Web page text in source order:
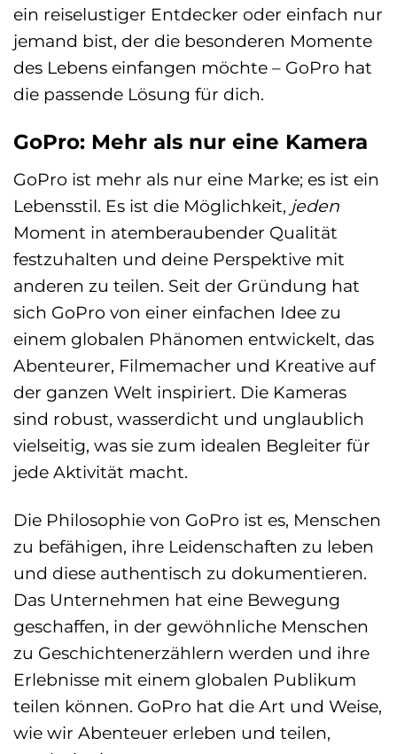
ein reiselustiger Entdecker oder einfach nur
jemand bist, der die besonderen Momente
des Lebens einfangen möchte – GoPro hat
die passende Lösung für dich.
GoPro: Mehr als nur eine Kamera
GoPro ist mehr als nur eine Marke; es ist ein
Lebensstil. Es ist die Möglichkeit, jeden
Moment in atemberaubender Qualität
festzuhalten und deine Perspektive mit
anderen zu teilen. Seit der Gründung hat
sich GoPro von einer einfachen Idee zu
einem globalen Phänomen entwickelt, das
Abenteurer, Filmemacher und Kreative auf
der ganzen Welt inspiriert. Die Kameras
sind robust, wasserdicht und unglaublich
vielseitig, was sie zum idealen Begleiter für
jede Aktivität macht.
Die Philosophie von GoPro ist es, Menschen
zu befähigen, ihre Leidenschaften zu leben
und diese authentisch zu dokumentieren.
Das Unternehmen hat eine Bewegung
geschaffen, in der gewöhnliche Menschen
zu Geschichtenerzählern werden und ihre
Erlebnisse mit einem globalen Publikum
teilen können. GoPro hat die Art und Weise,
wie wir Abenteuer erleben und teilen,